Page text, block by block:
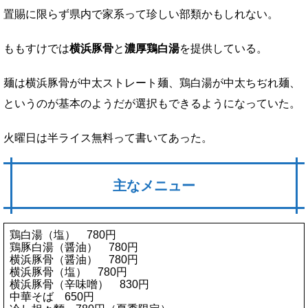
置賜に限らず県内で家系って珍しい部類かもしれない。
ももすけでは横浜豚骨と濃厚鶏白湯を提供している。
麺は横浜豚骨が中太ストレート麺、鶏白湯が中太ちぢれ麺、
というのが基本のようだが選択もできるようになっていた。
火曜日は半ライス無料って書いてあった。
主なメニュー
鶏白湯（塩） 780円
鶏豚白湯（醤油） 780円
横浜豚骨（醤油） 780円
横浜豚骨（塩） 780円
横浜豚骨（辛味噌） 830円
中華そば 650円